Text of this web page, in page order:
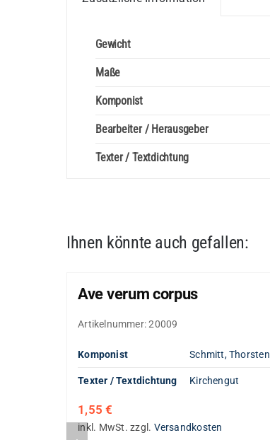
Gewicht
Maße
Komponist
Bearbeiter / Herausgeber
Texter / Textdichtung
Ihnen könnte auch gefallen:
Ave verum corpus
Artikelnummer:20009
Komponist Schmitt, Thorsten
Texter / Textdichtung Kirchengut
1,55€
inkl. MwSt. zzgl. Versandkosten